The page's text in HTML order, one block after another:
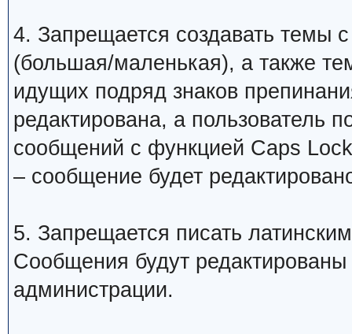
4. Запрещается создавать темы
(большая/маленькая), а также
идущих подряд знаков
редактирована, а пользователь
сообщений с функцией Caps
– сообщение будет
5. Запрещается писать
Сообщения будут
администрации.